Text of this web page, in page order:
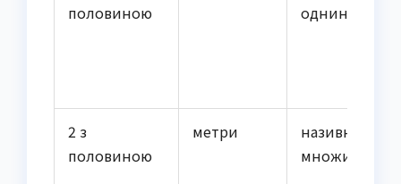
половиною
однини
2 з
половиною
метри
називний
множини